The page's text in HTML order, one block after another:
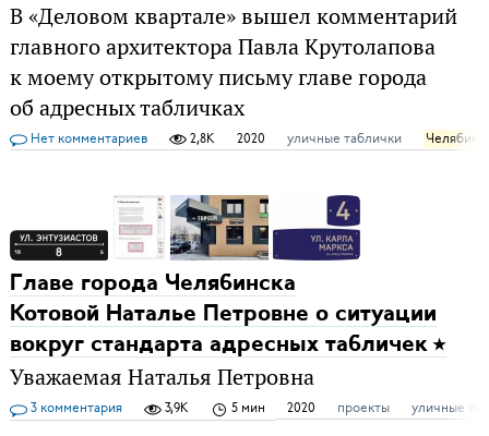
В «Деловом квартале» вышел комментарий
главного архитектора Павла Крутолапова
к моему открытому письму главе города
об адресных табличках
Нет комментариев 2,8K 2020 уличные таблички
Главе города Челябинска
Котовой Наталье Петровне о ситуации
вокруг стандарта адресных табличек
Уважаемая Наталья Петровна
3 комментария 3,9K 5 мин 2020 проекты уличные